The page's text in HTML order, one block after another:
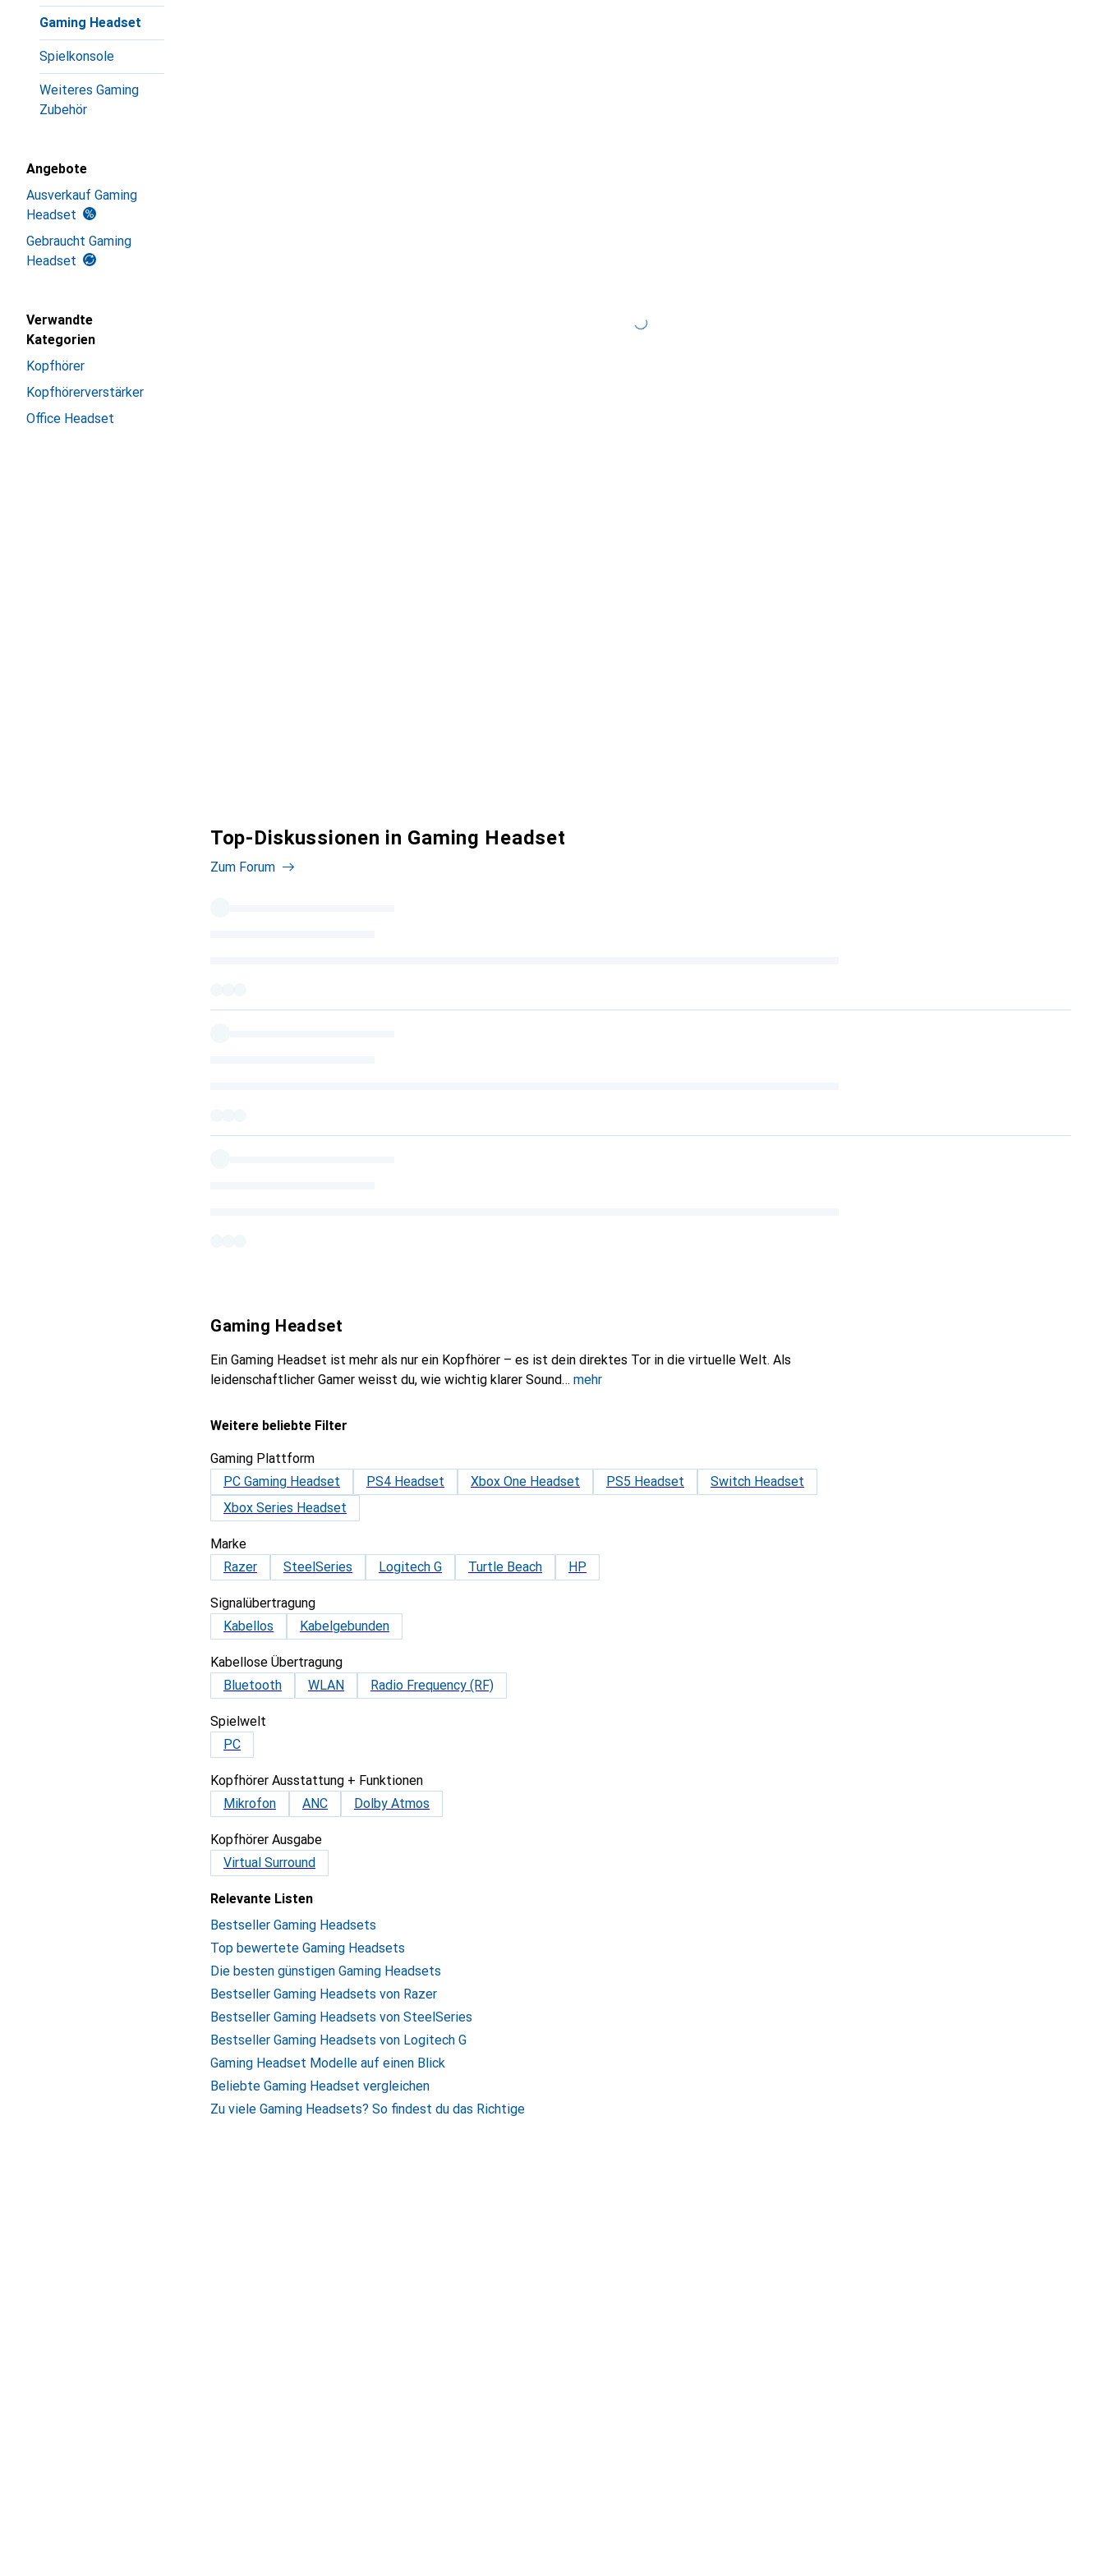
Gaming Headset
Spielkonsole
Weiteres Gaming
Zubehör
Angebote
Ausverkauf Gaming
Headset
Gebraucht Gaming
Headset
Verwandte
Kategorien
Kopfhörer
Kopfhörerverstärker
Office Headset
Top-Diskussionen in Gaming Headset
Zum Forum
Gaming Headset
Ein Gaming Headset ist mehr als nur ein Kopfhörer – es ist dein direktes Tor in die virtuelle Welt. Als
leidenschaftlicher Gamer weisst du, wie wichtig klarer Sound
mehr
Weitere beliebte Filter
Gaming Plattform
PC Gaming Headset
PS4 Headset Xbox One Headset PS5 Headset
Switch Headset
Xbox Series Headset
Marke
Razer
SteelSeries Logitech G Turtle Beach HP
Signalübertragung
Kabellos
Kabelgebunden
Kabellose Übertragung
Bluetooth
WLAN Radio Frequency (RF)
Spielwelt
PC
Kopfhörer Ausstattung + Funktionen
Mikrofon
ANC Dolby Atmos
Kopfhörer Ausgabe
Virtual Surround
Relevante Listen
Bestseller Gaming Headsets
Top bewertete Gaming Headsets
Die besten günstigen Gaming Headsets
Bestseller Gaming Headsets von Razer
Bestseller Gaming Headsets von SteelSeries
Bestseller Gaming Headsets von Logitech G
Gaming Headset Modelle auf einen Blick
Beliebte Gaming Headset vergleichen
Zu viele Gaming Headsets? So findest du das Richtige